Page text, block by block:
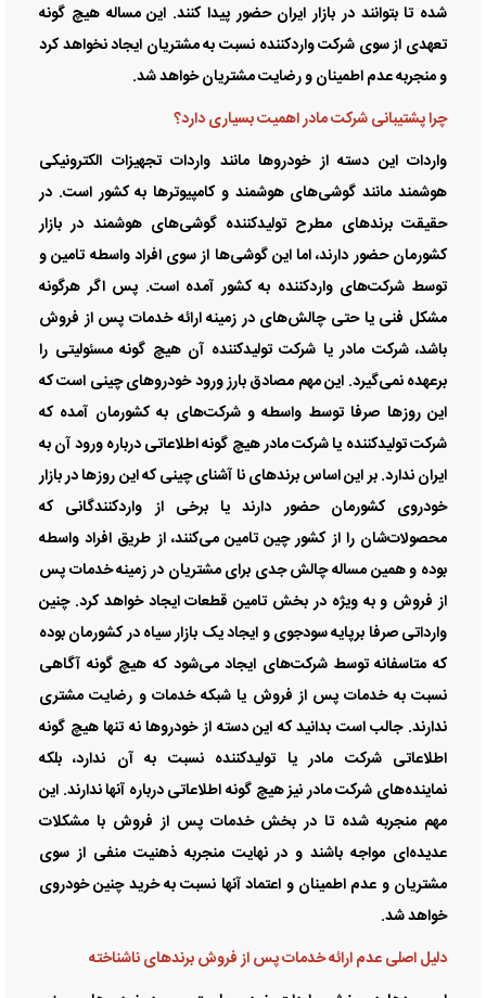
شده تا بتوانند در بازار ایران حضور پیدا کنند. این مساله هیچ گونه
تعهدی از سوی شرکت واردکننده نسبت به مشتریان ایجاد نخواهد کرد
و منجربه عدم اطمینان و رضایت مشتریان خواهد شد.
چرا پشتیبانی شرکت مادر اهمیت بسیاری دارد؟
واردات این دسته از خودرو‌ها مانند واردات تجهیزات الکترونیکی
هوشمند مانند گوشی‌های هوشمند و کامپیوتر‌ها به کشور است. در
حقیقت برند‌های مطرح تولیدکننده گوشی‌های هوشمند در بازار
کشورمان حضور دارند، اما این گوشی‌ها از سوی افراد واسطه تامین و
توسط شرکت‌های واردکننده به کشور آمده است. پس اگر هرگونه
مشکل فنی یا حتی چالش‌های در زمینه ارائه خدمات پس از فروش
باشد، شرکت مادر یا شرکت تولیدکننده آن هیچ گونه مسئولیتی را
برعهده نمی‌گیرد. این مهم مصادق بارز ورود خودرو‌های چینی است که
این روز‌ها صرفا توسط واسطه و شرکت‌های به کشورمان آمده که
شرکت تولیدکننده یا شرکت مادر هیچ گونه اطلاعاتی درباره ورود آن به
ایران ندارد. بر این اساس برند‌های نا آشنای چینی که این روز‌ها در بازار
خودروی کشورمان حضور دارند یا برخی از واردکنندگانی که
محصولات‌شان را از کشور چین تامین می‌کنند، از طریق افراد واسطه
بوده و همین مساله چالش جدی برای مشتریان در زمینه خدمات پس
از فروش و به ویژه در بخش تامین قطعات ایجاد خواهد کرد. چنین
وارداتی صرفا برپایه سودجوی و ایجاد یک بازار سیاه در کشورمان بوده
که متاسفانه توسط شرکت‌های ایجاد می‌شود که هیچ گونه آگاهی
نسبت به خدمات پس از فروش یا شبکه خدمات و رضایت مشتری
ندارند. جالب است بدانید که این دسته از خودرو‌ها نه تنها هیچ گونه
اطلاعاتی شرکت مادر یا تولیدکننده نسبت به آن ندارد، بلکه
نماینده‌های شرکت مادر نیز هیچ گونه اطلاعاتی درباره آنها ندارند. این
مهم منجربه شده تا در بخش خدمات پس از فروش با مشکلات
عدیده‌ای مواجه باشند و در نهایت منجربه ذهنیت منفی از سوی
مشتریان و عدم اطمینان و اعتماد آنها نسبت به خرید چنین خودروی
خواهد شد.
دلیل اصلی عدم ارائه خدمات پس از فروش برند‌های ناشناخته